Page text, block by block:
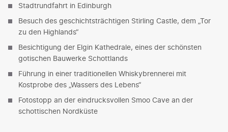
Stadtrundfahrt in Edinburgh
Besuch des geschichtsträchtigen Stirling Castle, dem „Tor
zu den Highlands“
Besichtigung der Elgin Kathedrale, eines der schönsten
gotischen Bauwerke Schottlands
Führung in einer traditionellen Whiskybrennerei mit
Kostprobe des „Wassers des Lebens“
Fotostopp an der eindrucksvollen Smoo Cave an der
schottischen Nordküste